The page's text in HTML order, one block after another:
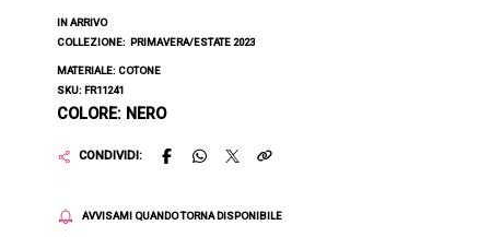
IN ARRIVO
COLLEZIONE: PRIMAVERA/ESTATE 2023
MATERIALE: COTONE
SKU: FR11241
COLORE: NERO
CONDIVIDI:
AVVISAMI QUANDO TORNA DISPONIBILE